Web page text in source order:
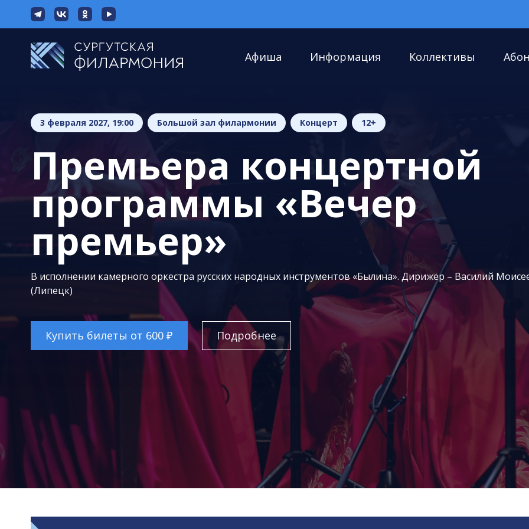
Афиша Информация Коллективы
3 февраля 2027, 19:00 Большой зал филармонии Концерт 12+
Премьера концертной
программы «Вечер
премьер»
В исполнении камерного оркестра русских народных инструментов «Былина». Дирижёр – Василий
(Липецк)
Купить билеты от 600 ₽ Подробнее